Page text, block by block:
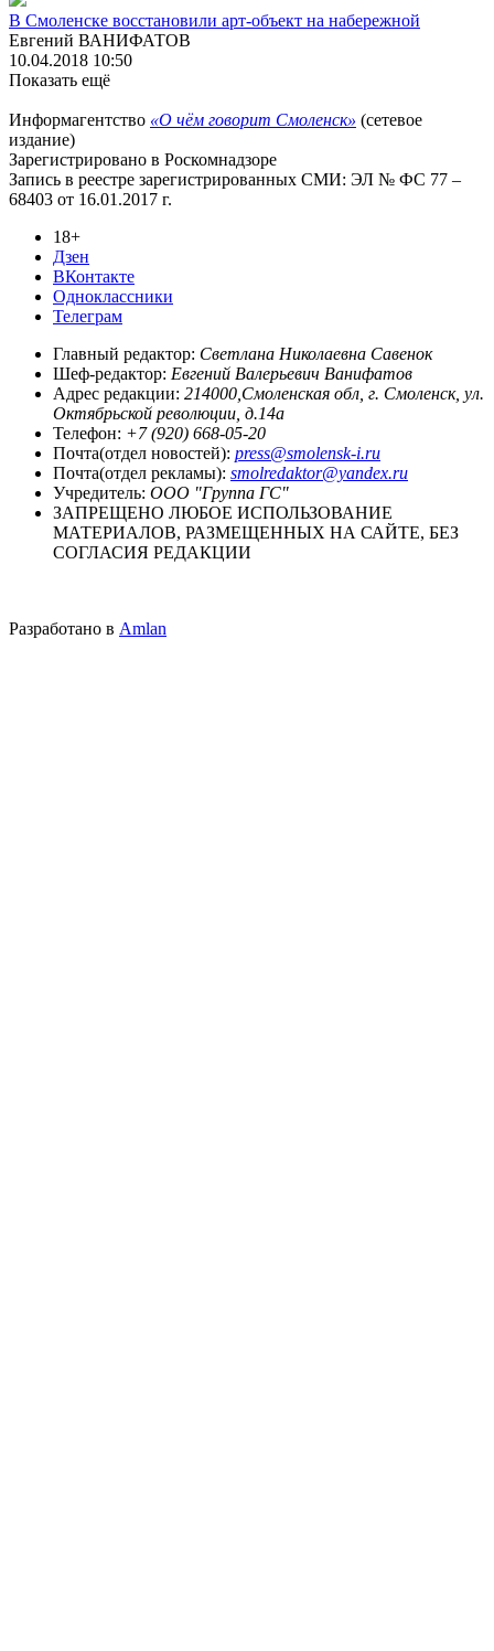
В Смоленске восстановили арт-объект на набережной
Евгений ВАНИФАТОВ
10.04.2018 10:50
Показать ещё
Информагентство «О чём говорит Смоленск» (сетевое
издание)
Зарегистрировано в Роскомнадзоре
Запись в реестре зарегистрированных СМИ: ЭЛ № ФС 77 –
68403 от 16.01.2017 г.
18+
Дзен
ВКонтакте
Одноклассники
Телеграм
Главный редактор: Светлана Николаевна Савенок
Шеф-редактор: Евгений Валерьевич Ванифатов
Адрес редакции: 214000,Смоленская обл, г. Смоленск, ул.
Октябрьской революции, д.14а
Телефон: +7 (920) 668-05-20
Почта(отдел новостей): press@smolensk-i.ru
Почта(отдел рекламы): smolredaktor@yandex.ru
Учредитель: ООО "Группа ГС"
ЗАПРЕЩЕНО ЛЮБОЕ ИСПОЛЬЗОВАНИЕ
МАТЕРИАЛОВ, РАЗМЕЩЕННЫХ НА САЙТЕ, БЕЗ
СОГЛАСИЯ РЕДАКЦИИ
Разработано в Amlan